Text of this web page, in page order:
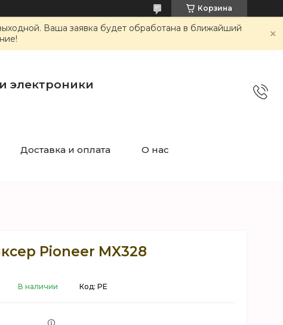
Корзина
Ваша заявка будет обработана в ближайший
электроники
Доставка и оплата О нас
Pioneer MX328
В наличии Код: PE